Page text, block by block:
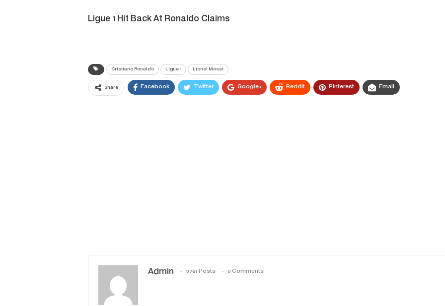
Ligue 1 Hit Back At Ronaldo Claims
Cristiano Ronaldo Ligue 1 Lionel Messi
Share Facebook Twitter Google+ ReddIt Pinterest Email
Admin 3761 Posts 0 Comments